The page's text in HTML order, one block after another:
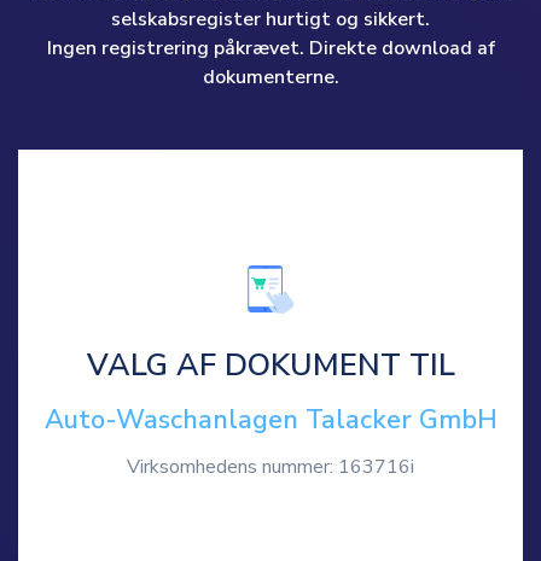
selskabsregister hurtigt og sikkert.
Ingen registrering påkrævet. Direkte download af
dokumenterne.
VALG AF DOKUMENT TIL
Auto-Waschanlagen Talacker GmbH
Virksomhedens nummer: 163716i